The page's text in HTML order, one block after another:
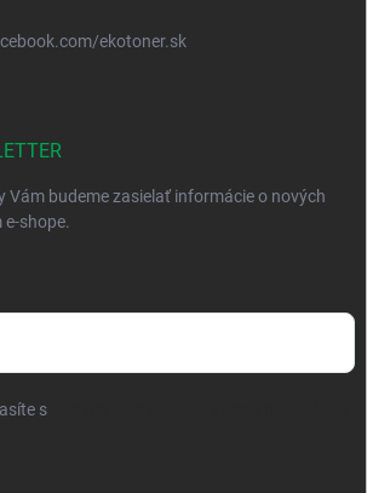
ekotoner.sk
Vám budeme zasielať informácie o nových
shope.
s